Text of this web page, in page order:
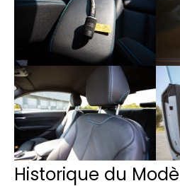
Historique du